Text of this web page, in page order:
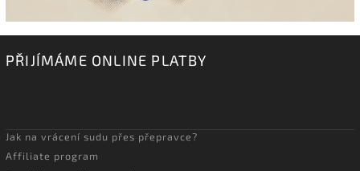
PŘIJÍMÁME ONLINE PLATBY
Jak na vrácení sudu přes přepravce?
Affiliate program